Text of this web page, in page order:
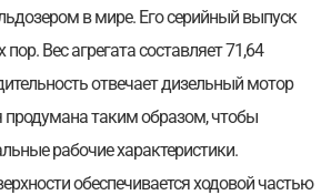
в мире. Его серийный выпуск
Вес агрегата составляет 71,64
отвечает дизельный мотор
продумана таким образом, чтобы
рабочие характеристики.
обеспечивается ходовой частью